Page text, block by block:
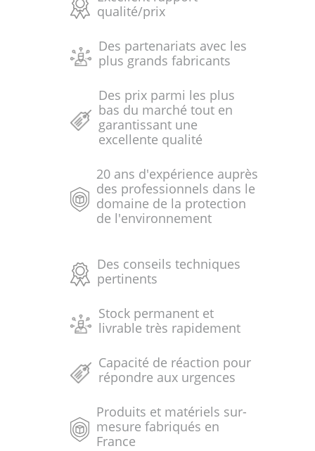
qualité/prix
Des partenariats avec les
plus grands fabricants
Des prix parmi les plus
bas du marché tout en
garantissant une
excellente qualité
20 ans d'expérience auprès
des professionnels dans le
domaine de la protection
de l'environnement
Des conseils techniques
pertinents
Stock permanent et
livrable très rapidement
Capacité de réaction pour
répondre aux urgences
Produits et matériels sur-
mesure fabriqués en
France